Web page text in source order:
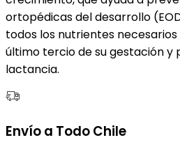
ortopédicas del desarrollo
todos los nutrientes
último tercio de su gestación y
lactancia.
Envío a Todo Chile